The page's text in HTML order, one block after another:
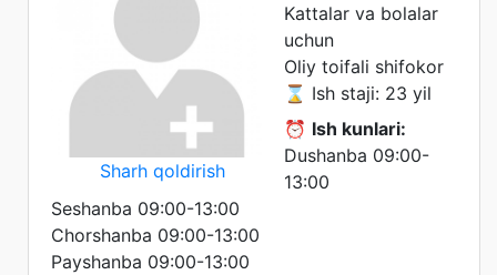
Sharh qoldirish
Kattalar va bolalar
uchun
Oliy toifali shifokor
⌛ Ish staji: 23 yil
⏰ Ish kunlari:
Dushanba 09:00-
13:00
Seshanba 09:00-13:00
Chorshanba 09:00-13:00
Payshanba 09:00-13:00